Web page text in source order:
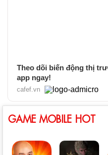
Theo dõi biến động thị
app ngay!
cafef.vn
GAME MOBILE HOT